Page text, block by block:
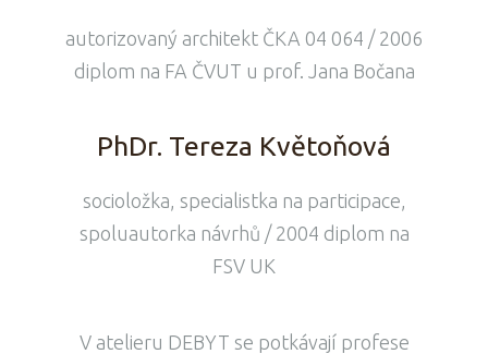
autorizovaný architekt ČKA 04 064 / 2006
diplom na FA ČVUT u prof. Jana Bočana
PhDr. Tereza Květoňová
socioložka, specialistka na participace,
spoluautorka návrhů / 2004 diplom na
FSV UK
V atelieru DEBYT se potkávají profese